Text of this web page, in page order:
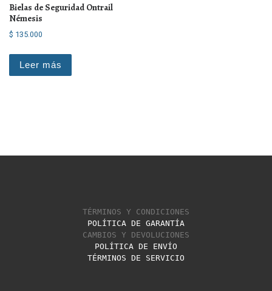
Bielas de Seguridad Ontrail
Némesis
$ 135.000
Leer más
TÉRMINOS Y CONDICIONES
POLÍTICA DE GARANTÍA
CAMBIOS Y DEVOLUCIONES
POLÍTICA DE ENVÍO
TÉRMINOS DE SERVICIO